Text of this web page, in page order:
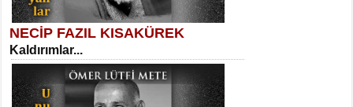
SELAHATTİN YILDIZ
İnsanın Zindanı...
Meral Yağmur
Eski Bir Şiir...
NECİP FAZIL KISAKÜREK
Kaldırımlar...